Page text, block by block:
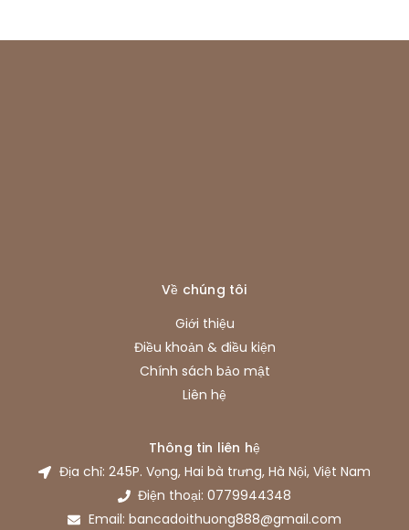
Về chúng tôi
Giới thiệu
Điều khoản & điều kiện
Chính sách bảo mật
Liên hệ
Thông tin liên hệ
Địa chỉ: 245P. Vọng, Hai bà trưng, Hà Nội, Việt Nam
Điện thoại: 0779944348
Email: bancadoithuong888@gmail.com